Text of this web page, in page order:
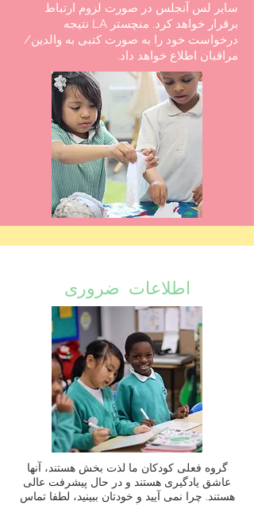
سایر لس آنجلس در صورت لزوم ارتباط
برقرار خواهد کرد. منچستر LA نتیجه
درخواست خود را به صورت کتبی به والدین/
مراقبان اطلاع خواهد داد.
اطلاعات ضروری
گروه فعلی کودکان ما لذت بخش هستند، آنها
عاشق یادگیری هستند و در حال پیشرفت عالی
هستند. چرا نمی آیید و خودتان ببینید، لطفا تماس